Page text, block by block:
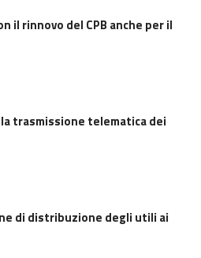
il rinnovo del CPB anche per il
trasmissione telematica dei
di distribuzione degli utili ai